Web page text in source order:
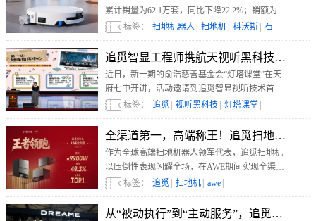
累计销量为62.1万套，同比下降22.2%；销额为
20.1亿元，同比下降13.7%。
标签： 扫地机器人 扫地机 科沃斯
石
头| 追觅 |
追觅智显工程师携航天视听黑科技 走进天
近日，新一期的俞浩慈善基金会“灯塔课堂”在天
府七中开讲，活动邀请到追觅智显视听技术首席
讲师，为同学们带来了一场融合航天探索与前沿
消费电子科技的生动分享。
标签： 追觅 视听黑科技 灯塔课堂
全渠道第一，高端称王！追觅扫地机AWE
作为全球高端扫地机器人领军代表，追觅扫地机
以压倒性表现闪耀全场，在AWE期间实现全渠道
第一，市占率更是高达49.3%。
标签： 追觅 扫地机 awe
从“被动执行”到“主动服务”，追觅以AI定